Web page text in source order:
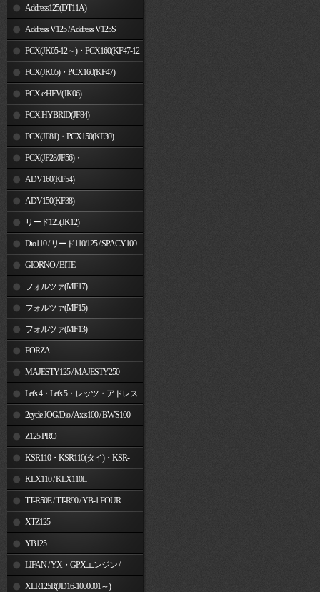
Address125(DT11A)
Address V125 / Address V125S
PCX(JK05-12～)・PCX160(KF47-12
～) PCX(JK05)・PCX160(KF47)
PCX e:HEV(JK06)
PCX HYBRID(JF84)
PCX(JF81)・PCX150(KF30)
PCX(JF28/JF56)・
PCX150(KF12/KF18)
ADV160(KF54)
ADV150(KF38)
リード125(JK12)
Dio110 / リード110/125 / SPACY100
GIORNO / BITE
フォルツァ(MF17)
フォルツァ(MF15)
フォルツァ(MF13)
FORZA
MAJESTY125 / MAJESTY250
Let's 4・Let's 5・レッツ・アドレス
V50 2cycle JOG/Dio / Axis100 / BW'S100
Z125 PRO
KSR110・KSR110(タイ)・KSR-
I/II・KSR PRO
KLX110 / KLX110L
TT-R50E / TT-R90 / YB-1 FOUR
XTZ125
YB125
LIFAN / YX・GPXエンジン /
JinchengXLR125R(JD16-1000001～)